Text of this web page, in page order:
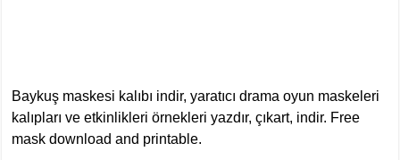
Baykuş maskesi kalıbı indir, yaratıcı drama oyun maskeleri
kalıpları ve etkinlikleri örnekleri yazdır, çıkart, indir. Free
mask download and printable.